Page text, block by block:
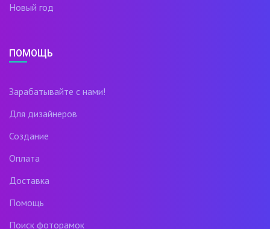
Новый год
ПОМОЩЬ
Зарабатывайте с нами!
Для дизайнеров
Создание
Оплата
Доставка
Помощь
Поиск фоторамок